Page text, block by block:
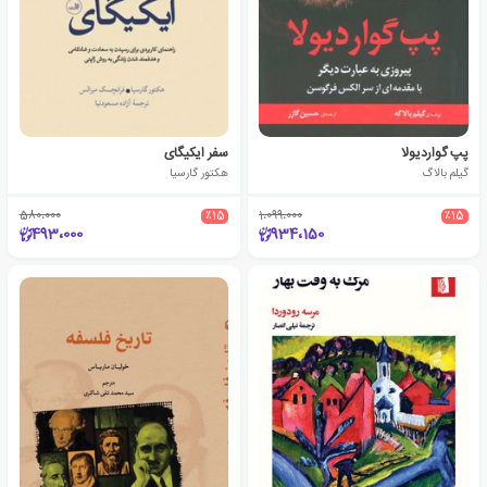
پپ گواردیولا
گیلم بالاگ
٪15 1،099،000
934،150
سفر ایکیگای
هکتور گارسیا
٪15 580،000
493،000